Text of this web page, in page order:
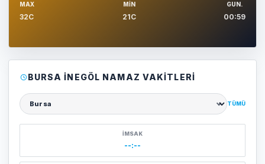
MAX
32C
MIN
21C
GUN.
00:59
BURSA İNEGÖL NAMAZ VAKITLERI
Şehir seçin
TÜMÜ
İMSAK
--:--